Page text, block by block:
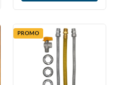
PROMO